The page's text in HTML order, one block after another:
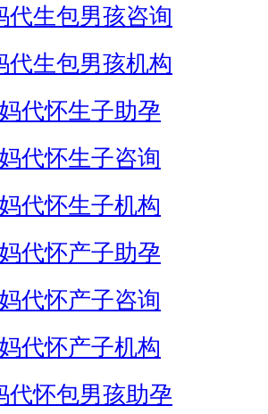
代生包男孩咨询
代生包男孩机构
代怀生子助孕
代怀生子咨询
代怀生子机构
代怀产子助孕
代怀产子咨询
代怀产子机构
代怀包男孩助孕